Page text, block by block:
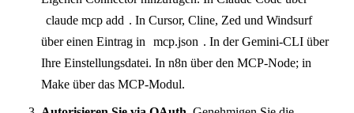
claude mcp add . In Cursor, Cline, Zed und Windsurf
über einen Eintrag in
mcp.json . In der Gemini-CLI über
Ihre Einstellungsdatei. In n8n über den MCP-Node; in
Make über das MCP-Modul.